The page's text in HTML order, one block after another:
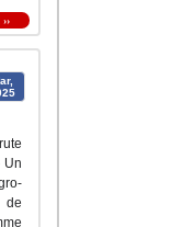
Un
de